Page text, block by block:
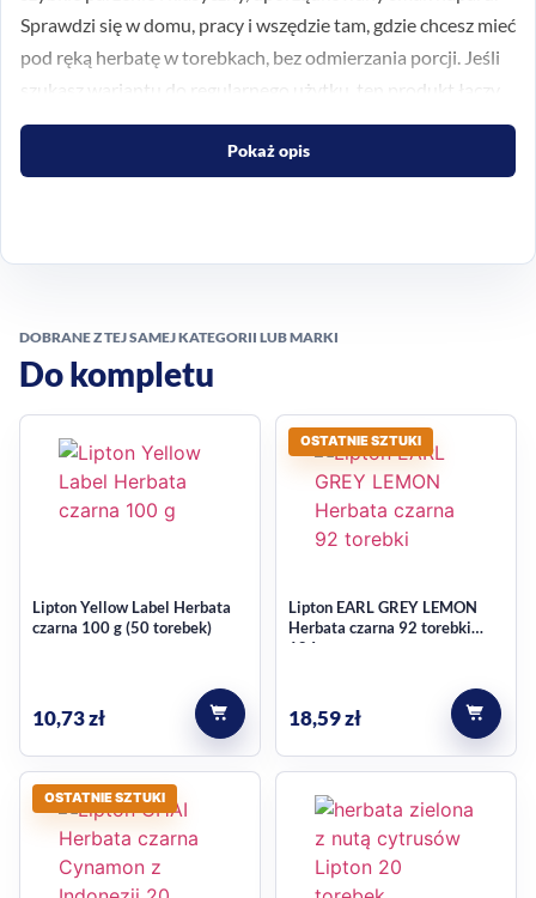
Sprawdzi się w domu, pracy i wszędzie tam, gdzie chcesz mieć
pod ręką herbatę w torebkach, bez odmierzania porcji. Jeśli
szukasz wariantu do regularnego użytku, ten produkt łączy
praktyczną formę z eleganckim charakterem marki Lipton.
Klasyczna herbata czarna w
ekspresowej
myślą o codziennym przygotowaniu naparu. Taka forma jest
wygodna, gdy zależy Ci na prostym sposobie parzenia i
powtarzalnym efekcie w filiżance lub kubku. Produkt ma
nazwę handlową Lipton Gold Tea Herbata czarna 138 g (92
torebki), więc dobrze wpisuje się w zakupy do domowej
szafki lub do biura.
92 torebki w opakowaniu.
Forma: ekspresowa.
Produkt bez cukru i konserwantów.
Cechy dodatkowe: wegańskie i wegetariańskie.
Smak i zastosowanie na co
dzień
Pokaż opis
DOBRANE Z TEJ SAMEJ KATEGORII LUB MARKI
Do kompletu
Lipton Yellow Label Herbata
czarna 100 g (50 torebek)
10,73zł
OSTATNIE SZTUKI
Lipton EARL GREY LEMON
Herbata czarna 92 torebki
184g
18,59zł
OSTATNIE SZTUKI